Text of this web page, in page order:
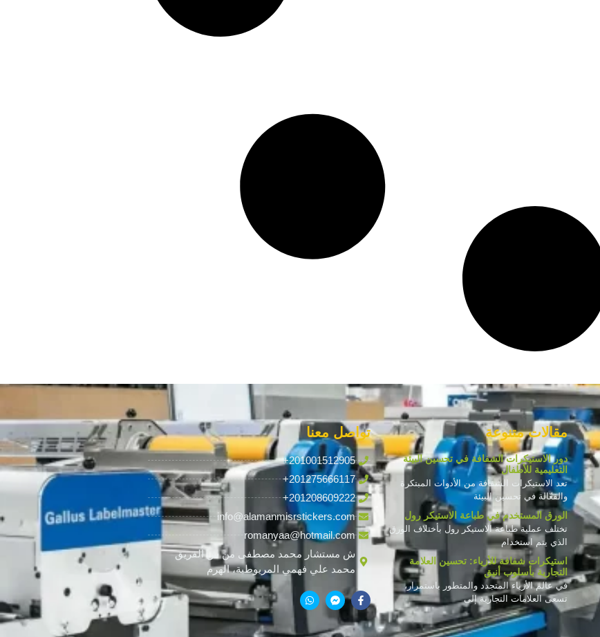
مقالات متنوعة
دور الاستيكرات الشفافة في تحسين البيئة
التعليمية للأطفال
تعد الاستيكرات الشفافة من الأدوات المبتكرة
والفعّالة في تحسين البيئة
الورق المستخدم في طباعة الاستيكر رول
تختلف عملية طباعة الاستيكر رول بأختلاف الورق
الذي يتم استخدام
استيكرات شفافة للأزياء: تحسين العلامة
التجارية بأسلوب أنيق
في عالم الأزياء المتجدد والمتطور باستمرار،
تسعى العلامات التجارية إلى
تواصل معنا
+201001512905
+201275666117
+201208609222
info@alamanmisrstickers.com
romanyaa@hotmail.com
ش مستشار محمد مصطفى من ش الفريق
محمد علي فهمي المريوطية، الهرم